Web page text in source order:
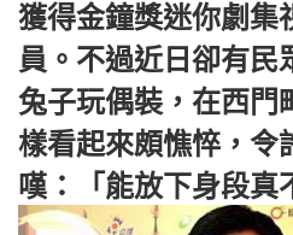
獲得金鐘獎迷你劇集
員。不過近日卻有民
兔子玩偶裝，在西門
樣看起來頗憔悴，令
嘆：「能放下身段真